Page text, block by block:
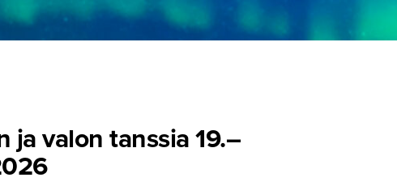
ja valon tanssia 19.–